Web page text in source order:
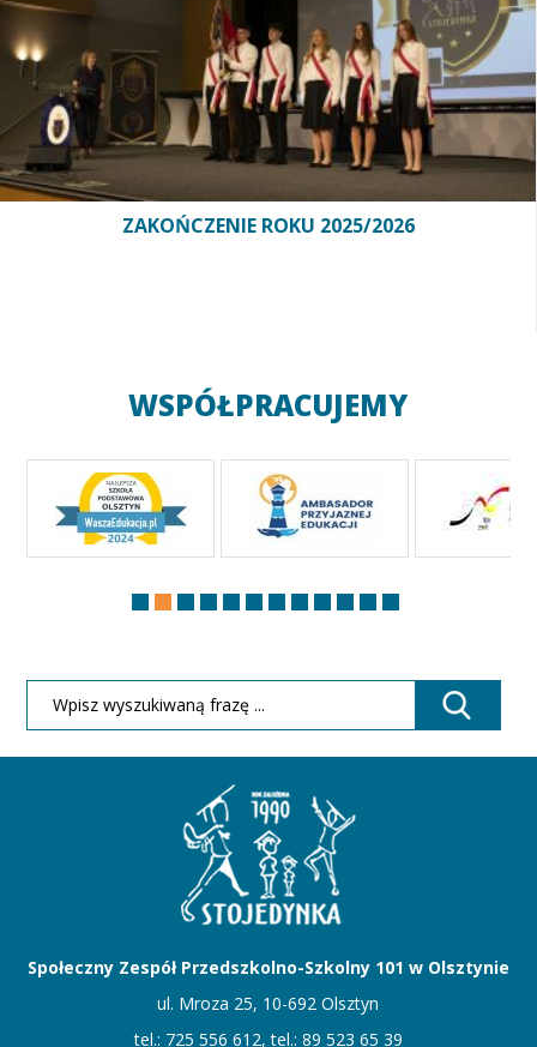
ZAKOŃCZENIE ROKU 2025/2026
WSPÓŁPRACUJEMY
Społeczny Zespół Przedszkolno-Szkolny 101 w Olsztynie
ul. Mroza 25, 10-692 Olsztyn
tel.: 725 556 612, tel.: 89 523 65 39